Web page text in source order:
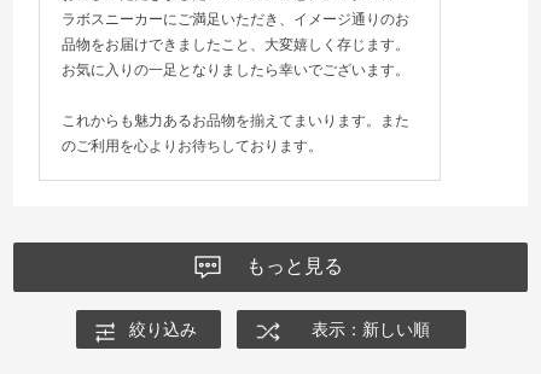
ラボスニーカーにご満足いただき、イメージ通りのお
品物をお届けできましたこと、大変嬉しく存じます。
お気に入りの一足となりましたら幸いでございます。
これからも魅力あるお品物を揃えてまいります。また
のご利用を心よりお待ちしております。
もっと見る
絞り込み 表示：新しい順